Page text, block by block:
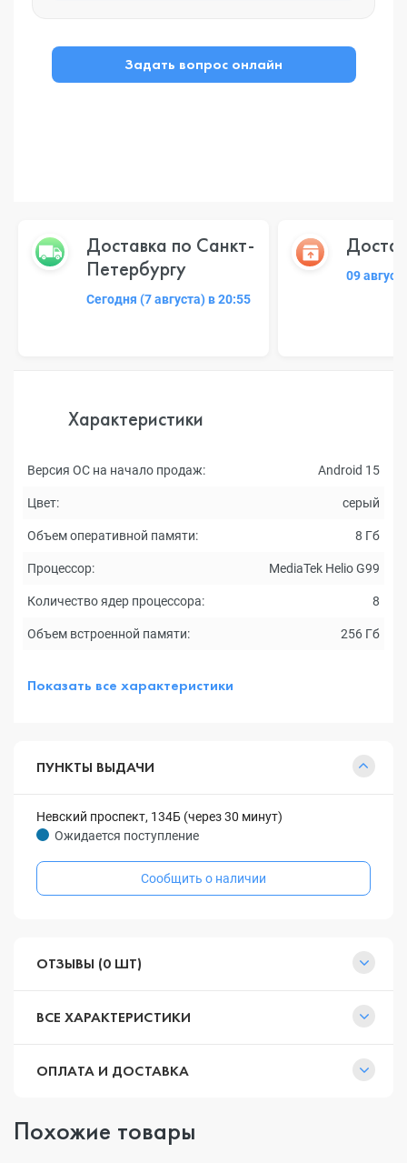
Задать вопрос онлайн
Доставка по Санкт-
Петербургу
Сегодня (7 августа) в 20:55
09
Характеристики
Версия ОС на начало продаж: Android 15
Цвет: серый
Объем оперативной памяти: 8 Гб
Процессор: MediaTek Helio G99
Количество ядер процессора: 8
Объем встроенной памяти: 256 Гб
Показать все характеристики
ПУНКТЫ ВЫДАЧИ
Невский проспект, 134Б (через 30 минут)
Ожидается поступление
Сообщить о наличии
ОТЗЫВЫ (0 ШТ)
ВСЕ ХАРАКТЕРИСТИКИ
ОПЛАТА И ДОСТАВКА
Похожие товары